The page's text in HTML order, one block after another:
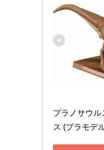
プラノサウ
ス (プラモデ